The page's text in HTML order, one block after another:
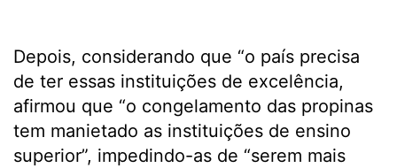
Depois, considerando que “o país precisa
de ter essas instituições de excelência,
afirmou que “o congelamento das propinas
tem manietado as instituições de ensino
superior”, impedindo-as de “serem mais